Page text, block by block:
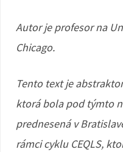
Autor je profesor na
Chicago.
Tento text je
ktorá bola pod týmto
prednesená v
rámci cyklu CEQLS,